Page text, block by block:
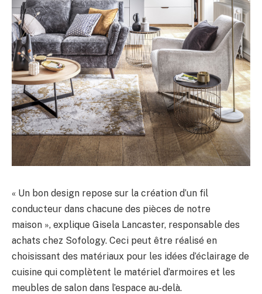
« Un bon design repose sur la création d’un fil
conducteur dans chacune des pièces de notre
maison », explique Gisela Lancaster, responsable des
achats chez Sofology. Ceci peut être réalisé en
choisissant des matériaux pour les idées d’éclairage de
cuisine qui complètent le matériel d’armoires et les
meubles de salon dans l’espace au-delà.